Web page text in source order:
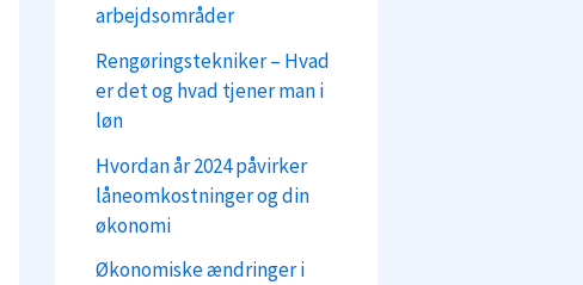
arbejdsområder
Rengøringstekniker – Hvad
er det og hvad tjener man i
løn
Hvordan år 2024 påvirker
låneomkostninger og din
økonomi
Økonomiske ændringer i